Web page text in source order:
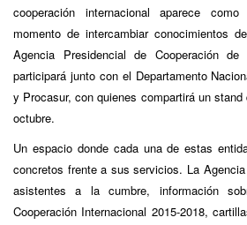
cooperación internacional aparece
momento de intercambiar conocimientos
Agencia Presidencial de Cooperación de
participará junto con el Departamento
y Procasur, con quienes compartirá un
octubre.
Un espacio donde cada una de estas
concretos frente a sus servicios. La
asistentes a la cumbre, información
Cooperación Internacional 2015-2018,